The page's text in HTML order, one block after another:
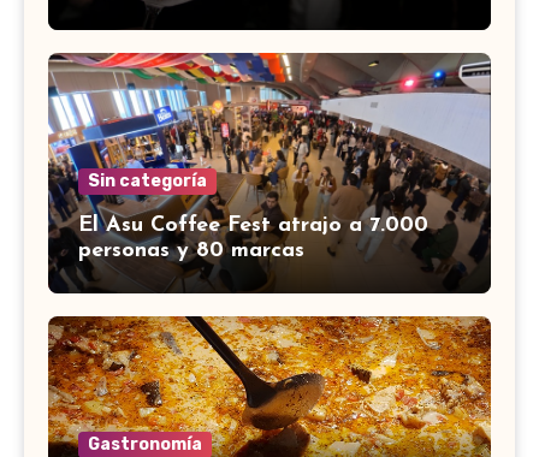
Sin categoría
El Asu Coffee Fest atrajo a 7.000
personas y 80 marcas
Gastronomía